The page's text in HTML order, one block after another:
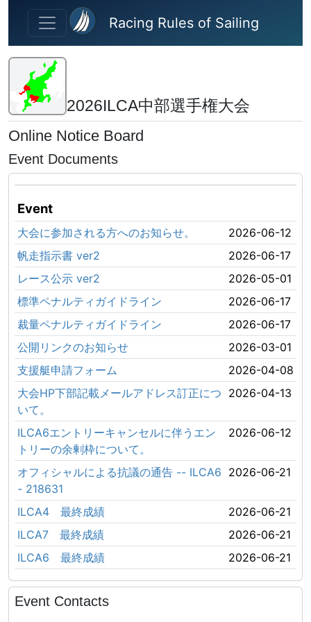
Skip to main content
Racing Rules of Sailing
2026ILCA中部選手権大会
Online Notice Board
Event Documents
Event
大会に参加される方へのお知らせ。
2026-06-12
帆走指示書 ver2
2026-06-17
レース公示 ver2
2026-05-01
標準ペナルティガイドライン
2026-06-17
裁量ペナルティガイドライン
2026-06-17
公開リンクのお知らせ
2026-03-01
支援艇申請フォーム
2026-04-08
大会HP下部記載メールアドレス訂正につ
いて。
2026-04-13
ILCA6エントリーキャンセルに伴うエン
トリーの余剰枠について。
2026-06-12
オフィシャルによる抗議の通告 -- ILCA6
- 218631
2026-06-21
ILCA4 最終成績
2026-06-21
ILCA7 最終成績
2026-06-21
ILCA6 最終成績
2026-06-21
Event Contacts